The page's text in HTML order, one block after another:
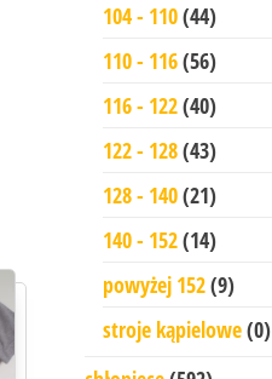
104 - 110(44)
110 - 116(56)
116 - 122(40)
122 - 128(43)
128 - 140(21)
140 - 152(14)
powyżej 152(9)
stroje kąpielowe(0)